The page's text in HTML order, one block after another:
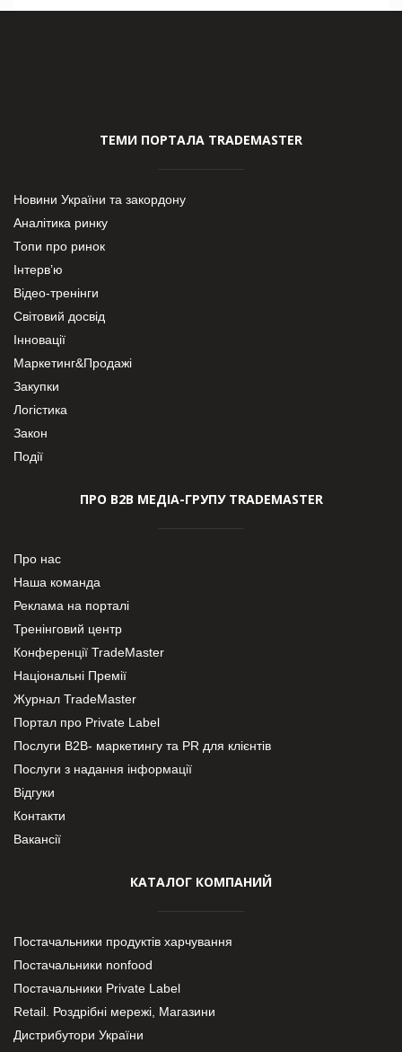
ТЕМИ ПОРТАЛА TRADEMASTER
Новини України та закордону
Аналітика ринку
Топи про ринок
Інтерв’ю
Відео-тренінги
Світовий досвід
Інновації
Маркетинг&Продажі
Закупки
Логістика
Закон
Події
ПРО В2В МЕДІА-ГРУПУ TRADEMASTER
Про нас
Наша команда
Реклама на порталі
Тренінговий центр
Конференції TradeMaster
Національні Премії
Журнал TradeMaster
Портал про Private Label
Послуги В2В- маркетингу та PR для клієнтів
Послуги з надання інформації
Відгуки
Контакти
Вакансії
КАТАЛОГ КОМПАНИЙ
Постачальники продуктів харчування
Постачальники nonfood
Постачальники Private Label
Retail. Роздрібні мережі, Магазини
Дистрибутори України